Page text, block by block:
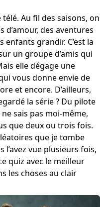
Au fil des saisons, on
d’amour, des aventures
enfants grandir. C’est la
un groupe d’amis qui
elle dégage une
vous donne envie de
et encore. D’ailleurs,
la série ? Du pilote
ne sais pas moi-même,
que deux ou trois fois.
que je tombe
l’avez vue plusieurs fois,
quiz avec le meilleur
les choses au clair